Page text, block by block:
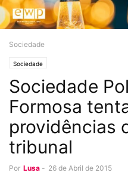
Sociedade
Sociedade
Sociedade
Formosa
providências
tribunal
Por Lusa - 26 de Abril de 2015